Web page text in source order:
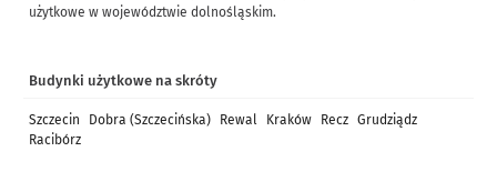
użytkowe w województwie dolnośląskim.
Budynki użytkowe na skróty
Szczecin Dobra (Szczecińska) Rewal Kraków Recz Grudziądz
Racibórz